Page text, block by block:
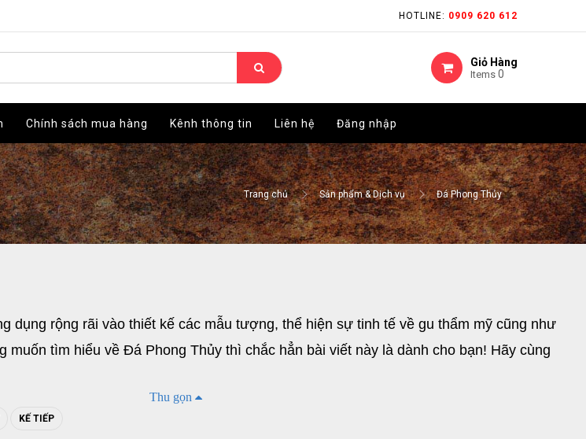
HOTLINE: 0909 620 612
Giỏ Hàng
Items 0
Chính sách mua hàng Kênh thông tin Liên hệ Đăng nhập
HOTLINE: 0909 620 612
Giỏ Hàng
Items 0
Chính sách mua hàng Kênh thông tin Liên hệ Đăng nhập
Trang chủ Sản phẩm & Dịch vụ Đá Phong Thủy
dụng rộng rãi vào thiết kế các mẫu tượng, thể hiện sự tinh tế về gu thẩm mỹ cũng như
muốn tìm hiểu về Đá Phong Thủy thì chắc hẳn bài viết này là dành cho bạn! Hãy cùng
Thu gọn
KẾ TIẾP